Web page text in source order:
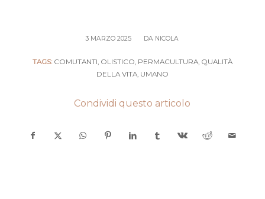
3 MARZO 2025
/ DA NICOLA
TAGS: COMUTANTI, OLISTICO, PERMACULTURA, QUALITÀ
DELLA VITA, UMANO
Condividi questo articolo